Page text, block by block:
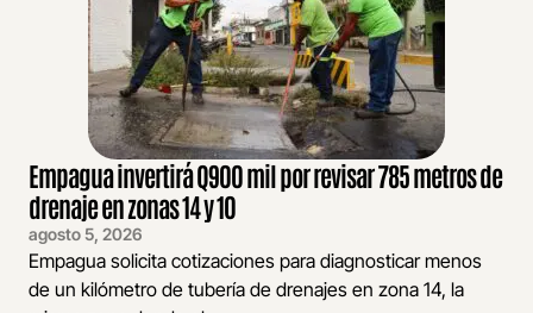
Empagua invertirá Q900 mil por revisar 785 metros de
drenaje en zonas 14 y 10
agosto 5, 2026
Empagua solicita cotizaciones para diagnosticar menos
de un kilómetro de tubería de drenajes en zona 14, la